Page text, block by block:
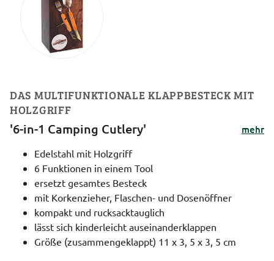
DAS MULTIFUNKTIONALE KLAPPBESTECK MIT
HOLZGRIFF
'6-in-1 Camping Cutlery'
mehr
Edelstahl mit Holzgriff
6 Funktionen in einem Tool
ersetzt gesamtes Besteck
mit Korkenzieher, Flaschen- und Dosenöffner
kompakt und rucksacktauglich
lässt sich kinderleicht auseinanderklappen
Größe (zusammengeklappt) 11 x 3, 5 x 3, 5 cm